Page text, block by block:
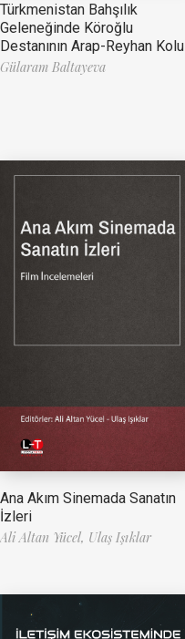
Türkmenistan Bahşılık
Geleneğinde Köroğlu
Destanının Arap-Reyhan Kolu
Gülaram Baltayeva
Ana Akım Sinemada Sanatın
İzleri
Ali Altan Yücel, Ulaş Işıklar